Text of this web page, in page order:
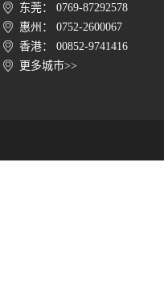
东莞： 0769-87292578
惠州： 0752-2600067
香港： 00852-9741416
更多城市>>